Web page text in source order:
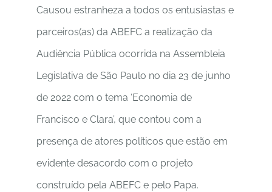
Causou estranheza a todos os entusiastas e
parceiros(as) da ABEFC a realização da
Audiência Pública ocorrida na Assembleia
Legislativa de São Paulo no dia 23 de junho
de 2022 com o tema ‘Economia de
Francisco e Clara’, que contou com a
presença de atores políticos que estão em
evidente desacordo com o projeto
construído pela ABEFC e pelo Papa.